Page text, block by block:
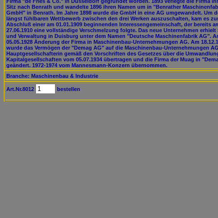
Sitz nach Benrath und wandelte 1896 ihren Namen um in "Benrather
GmbH" in Benrath. Im Jahre 1898 wurde die GmbH in eine AG umgewandelt. Um
längst fühlbaren Wettbewerb zwischen den drei Werken auszuschalten, kam es
Abschluß einer am 01.01.1909 beginnenden Interessengemeinschaft, der bereits
27.06.1910 eine vollständige Verschmelzung folgte. Das neue Unternehmen erhielt
und Verwaltung in Duisburg unter dem Namen "Deutsche Maschinenfabrik AG".
05.05.1928 Änderung der Firma in Maschinenbau-Unternehmungen AG. Am
wurde das Vermögen der "Demag AG" auf die Maschinenbau-Unternehmungen
Hauptgesellschafterin gemäß den Vorschriften des Gesetzes über die
Kapitalgesellschaften vom 05.07.1934 übertragen und die Firma der Muag in
geändert. 1972-1974 vom Mannesmann-Konzern übernommen.
Branche: Maschinenbau & Industrie
Art.Nr.8012 bestellen